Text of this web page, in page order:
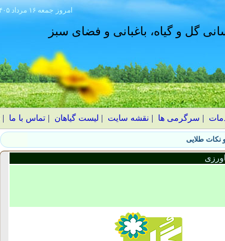
۱۴۰۵ جمعه ۱۶ مرداد امروز
گل و گیاه، باغبانی و فضای سبز
سرگرمی ها نقشه سایت لیست گیاهان |تماس با ما
نکات طلایی